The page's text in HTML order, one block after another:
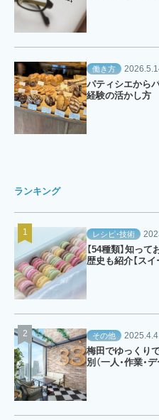
働き方
パティシエから
経験の活かし方
ランキング
レシピ・技術
【54種類】知っ
歴史も紹介【スイ
その他 2025.4.4
梅田でゆっくり
別（一人・作業・